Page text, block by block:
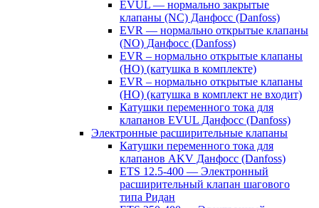
EVUL — нормально закрытые
клапаны (NC) Данфосс (Danfoss)
EVR — нормально открытые клапаны
(NO) Данфосс (Danfoss)
EVR – нормально открытые клапаны
(НО) (катушка в комплекте)
EVR – нормально открытые клапаны
(НО) (катушка в комплект не входит)
Катушки переменного тока для
клапанов EVUL Данфосс (Danfoss)
Электронные расширительные клапаны
Катушки переменного тока для
клапанов AKV Данфосс (Danfoss)
ETS 12.5-400 — Электронный
расширительный клапан шагового
типа Ридан